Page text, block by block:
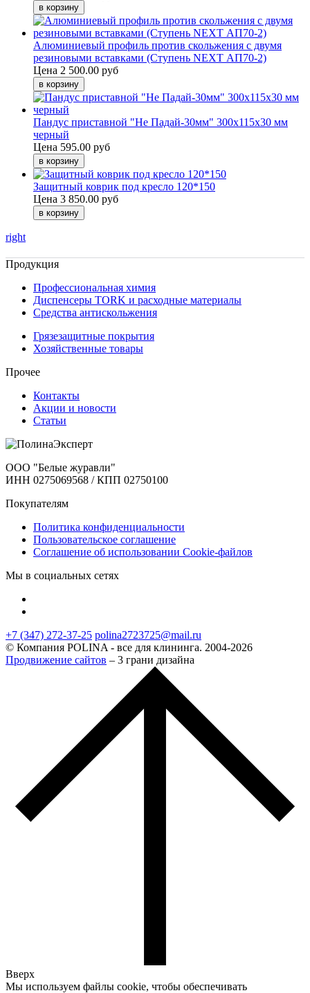
Алюминиевый профиль против скольжения с двумя
резиновыми вставками (Ступень NEXT АП70-2)
Цена 2 500.00 руб
Пандус приставной "Не Падай-30мм" 300х115х30 мм
черный
Цена 595.00 руб
Защитный коврик под кресло 120*150
Цена 3 850.00 руб
right
Продукция
Профессиональная химия
Диспенсеры TORK и расходные материалы
Cредства антискольжения
Грязезащитные покрытия
Хозяйственные товары
Прочее
Контакты
Акции и новости
Статьи
ООО "Белые журавли"
ИНН 0275069568 / КПП 02750100
Покупателям
Политика конфиденциальности
Пользовательское соглашение
Соглашение об использовании Cookie-файлов
Мы в социальных сетях
+7 (347) 272-37-25 polina2723725@mail.ru
© Компания POLINA - все для клининга. 2004-2026
Продвижение сайтов – 3 грани дизайна
Вверх
Мы используем файлы cookie, чтобы обеспечивать